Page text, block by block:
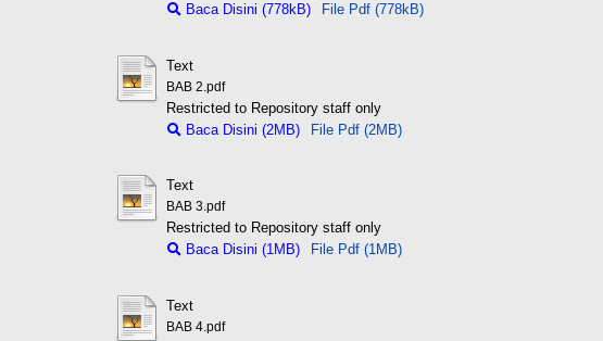
Baca Disini (778kB)
File Pdf (778kB)
Text
BAB 2.pdf
Restricted to Repository staff only
Baca Disini (2MB)
File Pdf (2MB)
Text
BAB 3.pdf
Restricted to Repository staff only
Baca Disini (1MB)
File Pdf (1MB)
Text
BAB 4.pdf